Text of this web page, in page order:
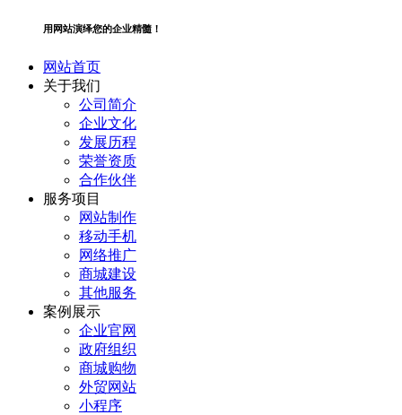
用网站演绎您的企业精髓！
网站首页
关于我们
公司简介
企业文化
发展历程
荣誉资质
合作伙伴
服务项目
网站制作
移动手机
网络推广
商城建设
其他服务
案例展示
企业官网
政府组织
商城购物
外贸网站
小程序